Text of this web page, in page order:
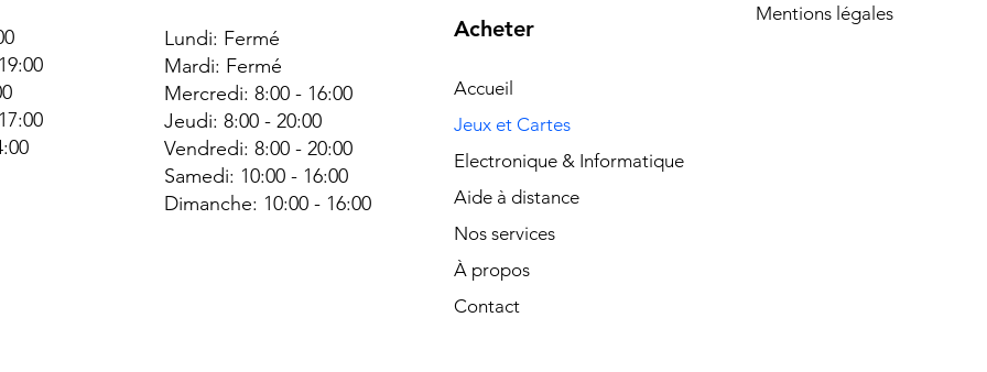
Lundi: Fermé
Mardi: Fermé
Mercredi: 8:00 - 16:00
Jeudi: 8:00 - 20:00
Vendredi: 8:00 - 20:00
Samedi: 10:00 - 16:00
Dimanche: 10:00 - 16:00
Acheter
Accueil
Jeux et Cartes
Electronique & Informatique
Aide à distance
Nos services
À propos
Contact
Mentions légales